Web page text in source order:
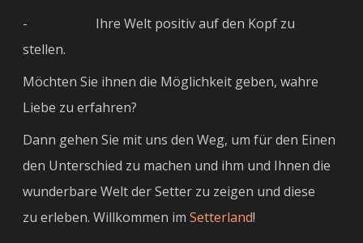
- Ihre Welt positiv auf den Kopf zu
stellen.
Möchten Sie ihnen die Möglichkeit geben, wahre
Liebe zu erfahren?
Dann gehen Sie mit uns den Weg, um für den Einen
den Unterschied zu machen und ihm und Ihnen die
wunderbare Welt der Setter zu zeigen und diese
zu erleben. Willkommen imSetterland!